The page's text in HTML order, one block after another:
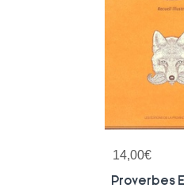
14,00€